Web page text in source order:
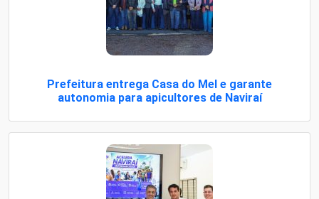
Prefeitura entrega Casa do Mel e garante
autonomia para apicultores de Naviraí